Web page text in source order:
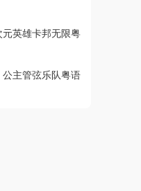
英雄卡邦无限粤
主管弦乐队粤语